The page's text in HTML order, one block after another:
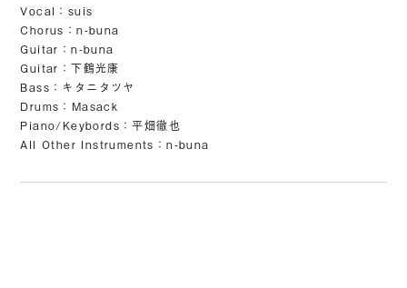
Vocal：suis
Chorus：n-buna
Guitar：n-buna
Guitar：下鶴光康
Bass：キタニタツヤ
Drums：Masack
Piano/Keybords：平畑徹也
All Other Instruments：n-buna